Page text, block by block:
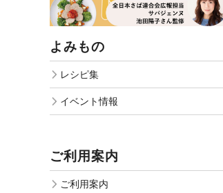
よみもの
レシピ集
イベント情報
ご利用案内
ご利用案内